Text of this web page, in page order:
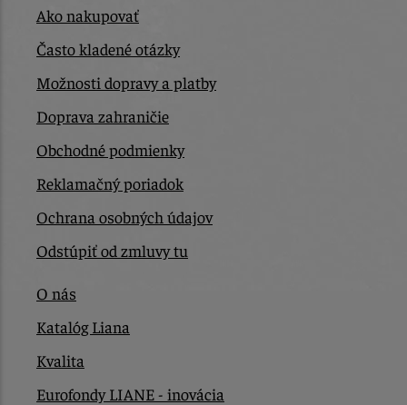
Ako nakupovať
Často kladené otázky
Možnosti dopravy a platby
Doprava zahraničie
Obchodné podmienky
Reklamačný poriadok
Ochrana osobných údajov
Odstúpiť od zmluvy tu
O nás
Katalóg Liana
Kvalita
Eurofondy LIANE - inovácia